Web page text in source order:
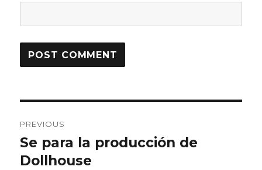
navigation
PREVIOUS
Previous
post:
Se para la producción de
Dollhouse